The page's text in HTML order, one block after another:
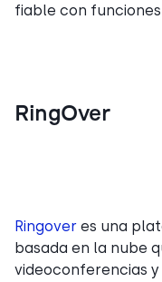
fiable con
RingOver
Ringover es una
basada en la nube
videoconferencias